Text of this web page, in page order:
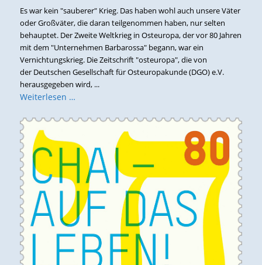
Es war kein "sauberer" Krieg. Das haben wohl auch unsere Väter
oder Großväter, die daran teilgenommen haben, nur selten
behauptet. Der Zweite Weltkrieg in Osteuropa, der vor 80 Jahren
mit dem "Unternehmen Barbarossa" begann, war ein
Vernichtungskrieg. Die Zeitschrift "osteuropa", die von
der Deutschen Gesellschaft für Osteuropakunde (DGO) e.V.
herausgegeben wird, ...
Weiterlesen …